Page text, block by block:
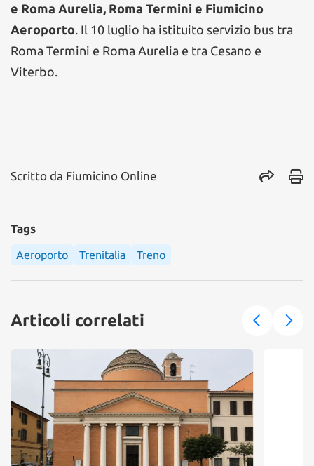
e Roma Aurelia, Roma Termini e Fiumicino
Aeroporto . Il 10 luglio ha istituito servizio bus tra
Roma Termini e Roma Aurelia e tra Cesano e
Viterbo.
Scritto da Fiumicino Online
Tags
Aeroporto Trenitalia Treno
Articoli correlati